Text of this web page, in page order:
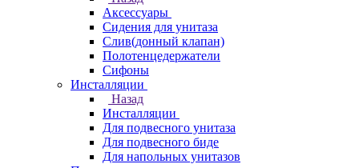
Аксессуары
Сидения для унитаза
Слив(донный клапан)
Полотенцедержатели
Сифоны
Инсталляции
Назад
Инсталляции
Для подвесного унитаза
Для подвесного биде
Для напольных унитазов